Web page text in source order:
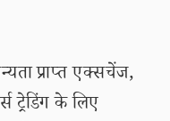
प्राप्त एक्सचेंज,
ट्रेडिंग के लिए